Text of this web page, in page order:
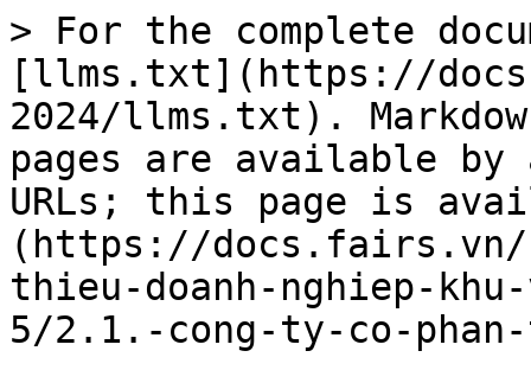
> For the complete
[llms.txt](https://
2024/llms.txt).
pages are available by
URLs; this page is
(https://docs.fairs.vn/
thieu-doanh-nghiep-
5/2.1.-cong-ty-co-